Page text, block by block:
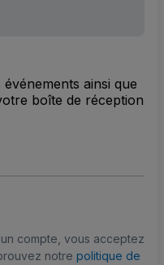
ainsi que
boîte de réception
compte, vous acceptez
notre politique de